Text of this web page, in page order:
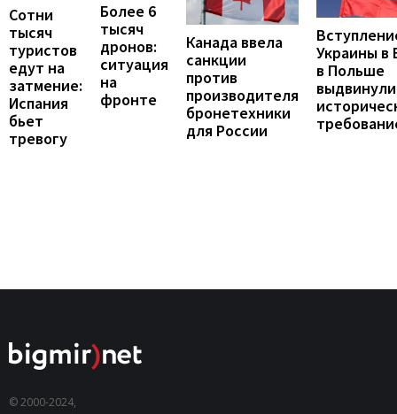
Сотни
тысяч
туристов
едут на
затмение:
Испания
бьет
тревогу
Более 6
тысяч
дронов:
ситуация
на
фронте
Канада ввела
санкции
против
производителя
бронетехники
для России
Украины в
в Польше
выдвинули
© 2000-2024,